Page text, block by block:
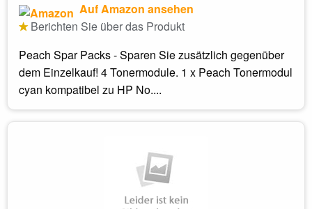
Auf Amazon ansehen
Berichten Sie über das Produkt
Peach Spar Packs - Sparen Sie zusätzlich gegenüber
dem Einzelkauf! 4 Tonermodule. 1 x Peach Tonermodul
cyan kompatibel zu HP No....